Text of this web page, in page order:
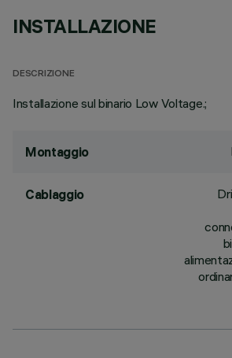
INSTALLAZIONE
DESCRIZIONE
Installazione sul binario Low Voltage.;
Montaggio
Cablaggio